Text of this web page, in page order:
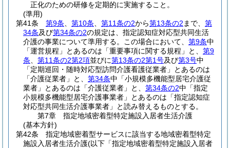
正化のための研修を定期的に実施すること。
(準用)
第41条
第9条 第10条 第11条の2から第13条の2 まで、 第
34条及び第34条の2の規定は、指定認知症対応型共同生活
介護の事業について準用する。
この場合において、 第9条中
「運営規程」とあるのは「重要事項に関する規程」と、 第9
条
第11条の2第2項並びに第13条の2第1号及び第3号中
「定期巡回・随時対応型訪問介護看護従業者」とあるのは
「介護従業者」と、 第34条中「小規模多機能型居宅介護従
業者」とあるのは「介護従業者」と、 第34条の2中「指定
小規模多機能型居宅介護事業者」とあるのは「指定認知症
対応型共同生活介護事業者」と読み替えるものとする。
第7章
指定地域密着型特定施設入居者生活介護
(基本方針)
第42条
指定地域密着型サービスに該当する地域密着型特定
施設入居者生活介護(以下「指定地域密着型特定施設入居者